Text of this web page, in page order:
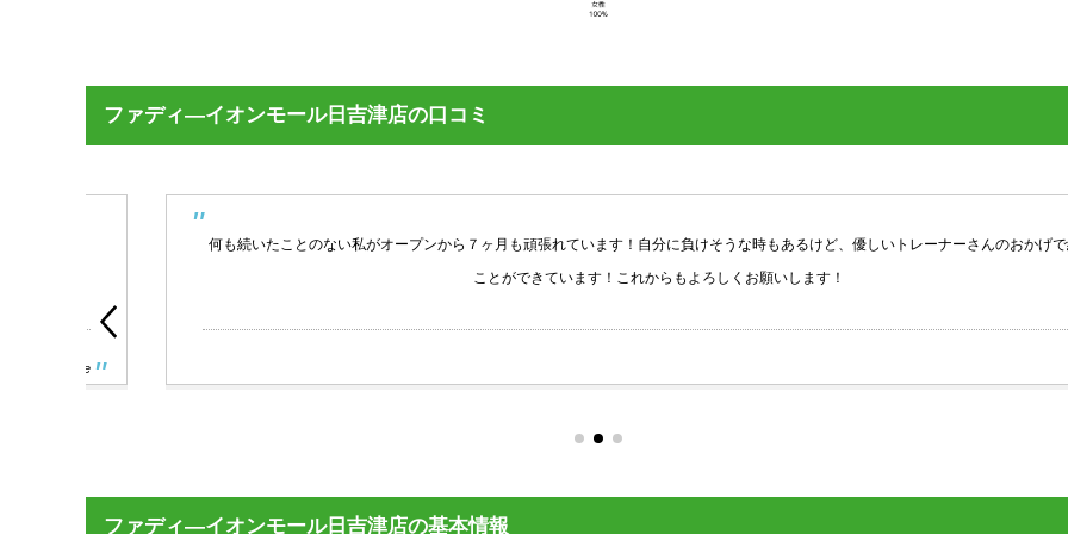
ファディ―イオンモール日吉津店の口コミ
何も続いたことのない私がオープンから７ヶ月も頑張れています！自分に負けそうな時もあるけど、優しいトレーナーさんのおかげで続ける
ことができています！これからもよろしくお願いします！
ファディ―イオンモール日吉津店の基本情報